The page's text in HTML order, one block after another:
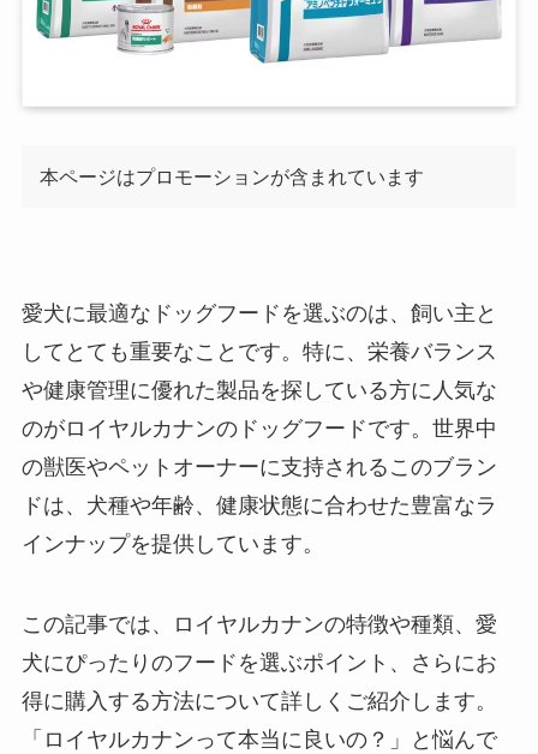
本ページはプロモーションが含まれています
愛犬に最適なドッグフードを選ぶのは、飼い主と
してとても重要なことです。特に、栄養バランス
や健康管理に優れた製品を探している方に人気な
のがロイヤルカナンのドッグフードです。世界中
の獣医やペットオーナーに支持されるこのブラン
ドは、犬種や年齢、健康状態に合わせた豊富なラ
インナップを提供しています。
この記事では、ロイヤルカナンの特徴や種類、愛
犬にぴったりのフードを選ぶポイント、さらにお
得に購入する方法について詳しくご紹介します。
「ロイヤルカナンって本当に良いの？」と悩んで